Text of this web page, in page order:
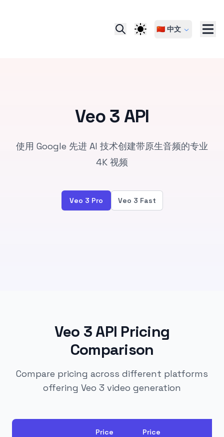
🇨🇳 中文
Veo 3 API
使用 Google 先进 AI 技术创建带原生音频的专业
4K 视频
Veo 3 Pro Veo 3 Fast
Veo 3 API Pricing
Comparison
Compare pricing across different platforms
offering Veo 3 video generation
Price
Price